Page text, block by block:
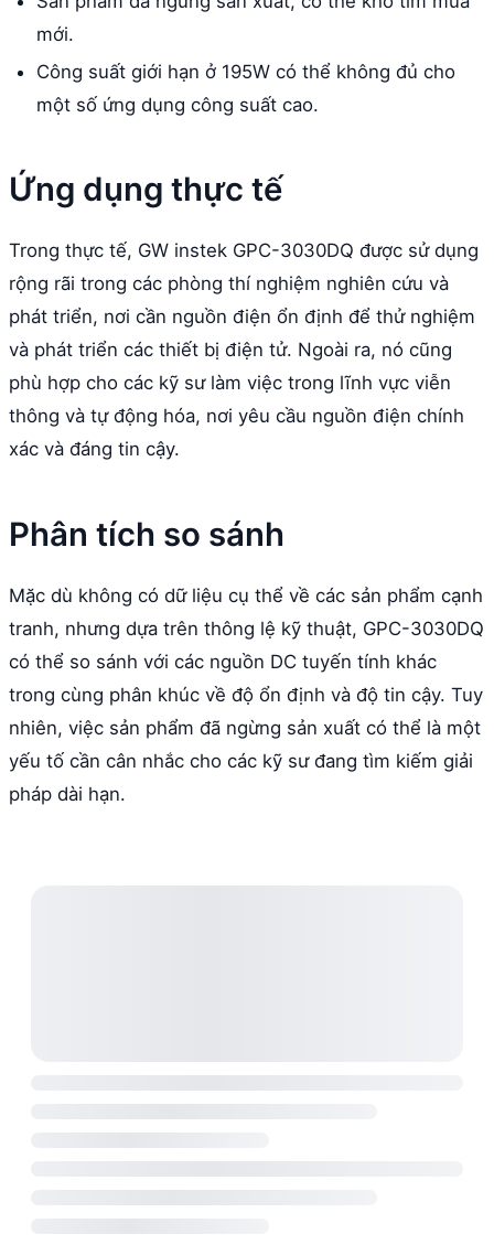
mới.
Công suất giới hạn ở 195W có thể không đủ cho
một số ứng dụng công suất cao.
Ứng dụng thực tế
Trong thực tế, GW instek GPC-3030DQ được sử dụng
rộng rãi trong các phòng thí nghiệm nghiên cứu và
phát triển, nơi cần nguồn điện ổn định để thử nghiệm
và phát triển các thiết bị điện tử. Ngoài ra, nó cũng
phù hợp cho các kỹ sư làm việc trong lĩnh vực viễn
thông và tự động hóa, nơi yêu cầu nguồn điện chính
xác và đáng tin cậy.
Phân tích so sánh
Mặc dù không có dữ liệu cụ thể về các sản phẩm cạnh
tranh, nhưng dựa trên thông lệ kỹ thuật, GPC-3030DQ
có thể so sánh với các nguồn DC tuyến tính khác
trong cùng phân khúc về độ ổn định và độ tin cậy. Tuy
nhiên, việc sản phẩm đã ngừng sản xuất có thể là một
yếu tố cần cân nhắc cho các kỹ sư đang tìm kiếm giải
pháp dài hạn.